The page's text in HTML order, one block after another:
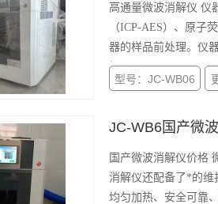
高通量微波消解仪 仪器主要用途：对各种样品的消解，用于原子吸收光谱（AAS）、原子发射光谱
（ICP-AES）、原子
器的样品前处理。仪
钢。
型号：JC-WB06
JC-WB6国产微
国产微波消解仪价格 微波消解仪采用先进的控制系统和操作界面，使得操作变得简单易行。同时，微波
消解仪还配备了*的维
均匀加热、安全可靠